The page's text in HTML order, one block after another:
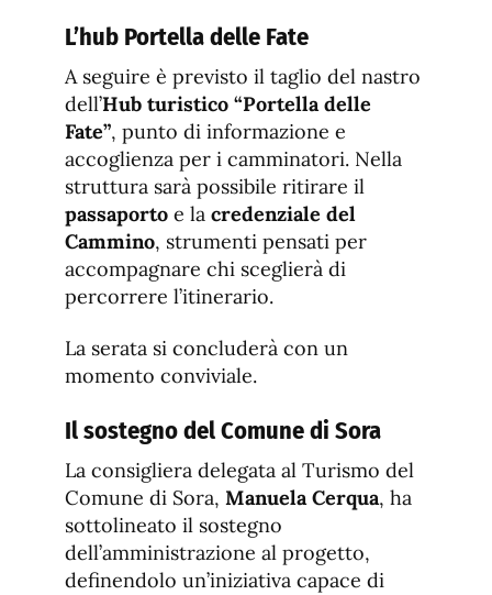
L’hub Portella delle Fate
A seguire è previsto il taglio del nastro
dell’Hub turistico “Portella delle
Fate”, punto di informazione e
accoglienza per i camminatori. Nella
struttura sarà possibile ritirare il
passaporto e la credenziale del
Cammino, strumenti pensati per
accompagnare chi sceglierà di
percorrere l’itinerario.
La serata si concluderà con un
momento conviviale.
Il sostegno del Comune di Sora
La consigliera delegata al Turismo del
Comune di Sora, Manuela Cerqua, ha
sottolineato il sostegno
dell’amministrazione al progetto,
definendolo un’iniziativa capace di